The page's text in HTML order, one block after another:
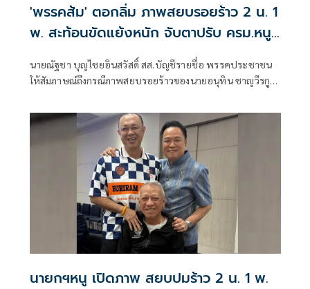
'พรรคส้ม' ตอกลิ่ม ภาพสยบรอยร้าว 2 น. 1
พ. สะท้อนขัดแย้งหนัก จับตาปรับ ครม.หนู
2 จูบปากหรือเขี่ยทิ้ง
นายณัฐชา บุญไชยอินสวัสดิ์ สส.บัญชีรายชื่อ พรรคประชาชน
ให้สัมภาษณ์ถึงกรณีภาพสยบรอยร้าวของนายอนุทิน ชาญวีรกูล
หัวหน้าพรรคภูมิใจไทย กับนายเนวิน ชิดชอบ ประธานสโมสร
ฟุตบอลบุรีรัมย์ยูไนเต็ด และนายพิพัฒน์ รัชกิจประการ รอง
นายกรัฐมนตรี และรัฐมนตรีว่าการกระทรวงคมนาคม
นายกฯหนู เปิดภาพ สยบปมร้าว 2 น. 1 พ.